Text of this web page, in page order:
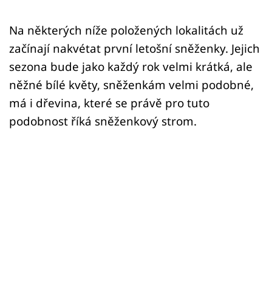
Na některých níže položených lokalitách už
začínají nakvétat první letošní sněženky. Jejich
sezona bude jako každý rok velmi krátká, ale
něžné bílé květy, sněženkám velmi podobné,
má i dřevina, které se právě pro tuto
podobnost říká sněženkový strom.